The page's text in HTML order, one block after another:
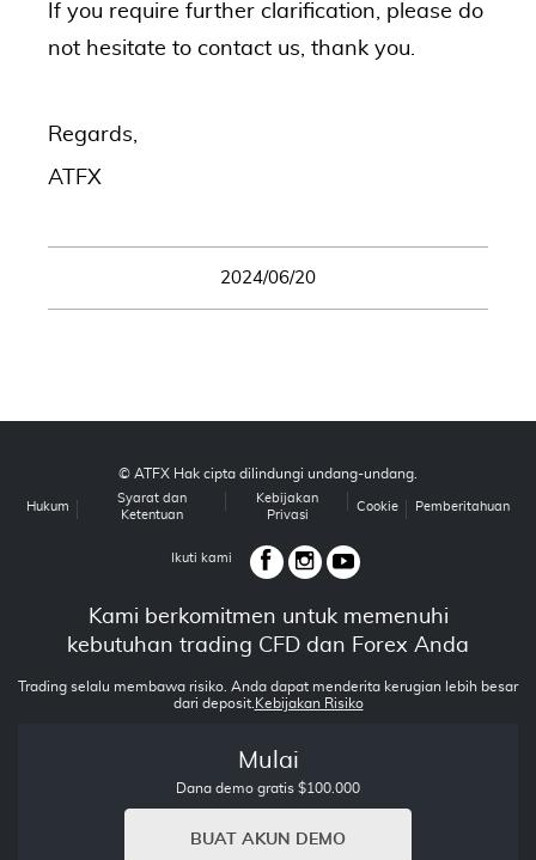
If you require further clarification, please do
not hesitate to contact us, thank you.
Regards,
ATFX
2024/06/20
© ATFX Hak cipta dilindungi undang-undang.
Hukum
Syarat dan
Ketentuan
Kebijakan
Privasi
Cookie Pemberitahuan
Ikuti kami
Kami berkomitmen untuk memenuhi
kebutuhan trading CFD dan Forex Anda
Trading selalu membawa risiko. Anda dapat menderita kerugian lebih besar
dari deposit. Kebijakan Risiko
Mulai
Dana demo gratis $100.000
BUAT AKUN DEMO